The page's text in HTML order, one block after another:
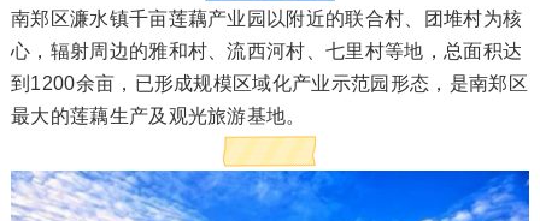
南郑区濂水镇千亩莲藕产业园以附近的联合村、团堆村为核
心，辐射周边的雅和村、流西河村、七里村等地，总面积达
到1200余亩，已形成规模区域化产业示范园形态，是南郑区
最大的莲藕生产及观光旅游基地。